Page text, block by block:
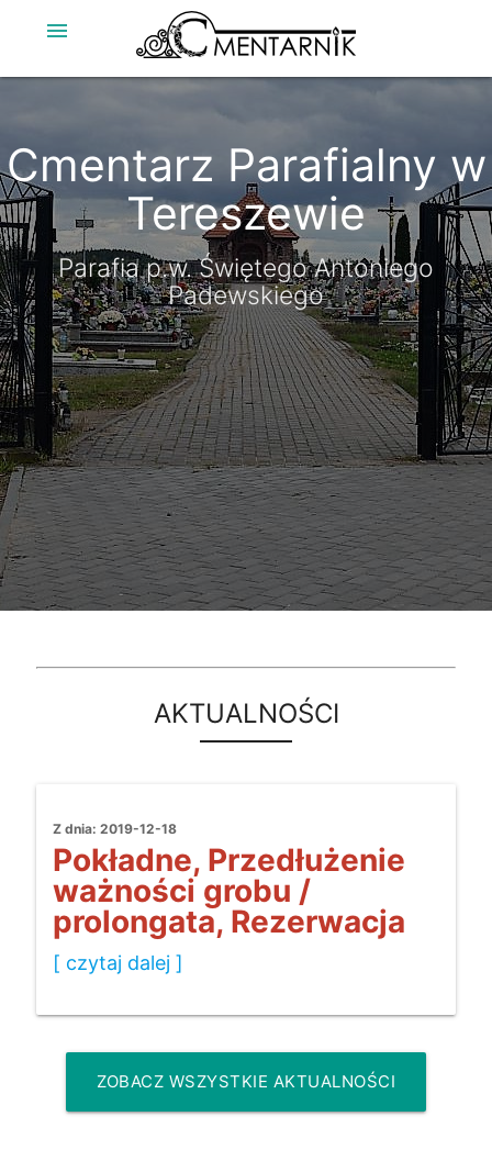
menu
Cmentarz Parafialny w
Tereszewie
Parafia p.w. Świętego Antoniego
Padewskiego
Cmentarz Parafialny w
Tereszewie
Parafia p.w. Świętego Antoniego
Padewskiego
AKTUALNOŚCI
Z dnia: 2019-12-18
Pokładne, Przedłużenie
ważności grobu /
prolongata, Rezerwacja
[ czytaj dalej ]
ZOBACZ WSZYSTKIE AKTUALNOŚCI